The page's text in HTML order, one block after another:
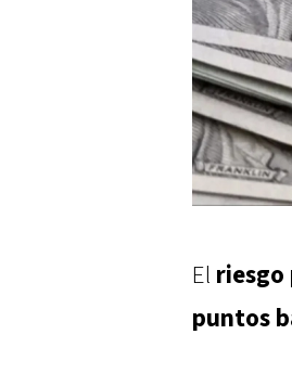
El riesgo
puntos